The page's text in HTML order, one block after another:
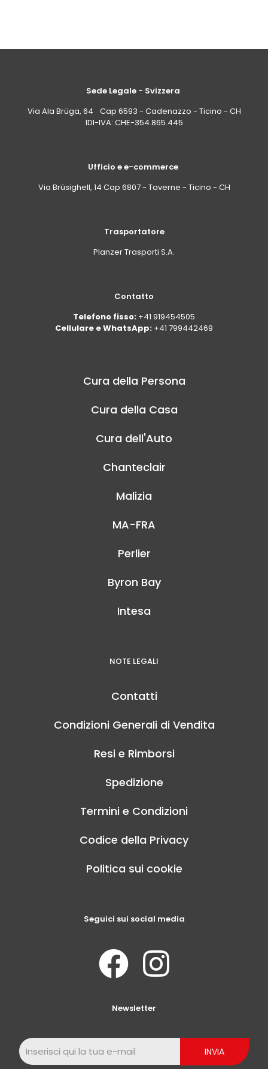
Sede Legale - Svizzera
Via Ala Brüga, 64 Cap 6593 - Cadenazzo - Ticino - CH
IDI-IVA: CHE-354.865.445
Ufficio e e-commerce
Via Brüsighell, 14 Cap 6807 - Taverne - Ticino - CH
Trasportatore
Planzer Trasporti S.A.
Contatto
Telefono fisso: +41 919454505
Cellulare e WhatsApp: +41 799442469
Cura della Persona
Cura della Casa
Cura dell'Auto
Chanteclair
Malizia
MA-FRA
Perlier
Byron Bay
Intesa
NOTE LEGALI
Contatti
Condizioni Generali di Vendita
Resi e Rimborsi
Spedizione
Termini e Condizioni
Codice della Privacy
Politica sui cookie
Seguici sui social media
Newsletter